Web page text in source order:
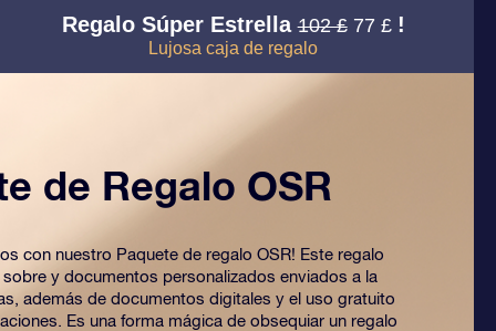
Regalo Súper Estrella102 £ 77 £ !
Lujosa caja de regalo
de Regalo OSR
con nuestro Paquete de regalo OSR! Este regalo
y documentos personalizados enviados a la
además de documentos digitales y el uso gratuito
Es una forma mágica de obsequiar un regalo